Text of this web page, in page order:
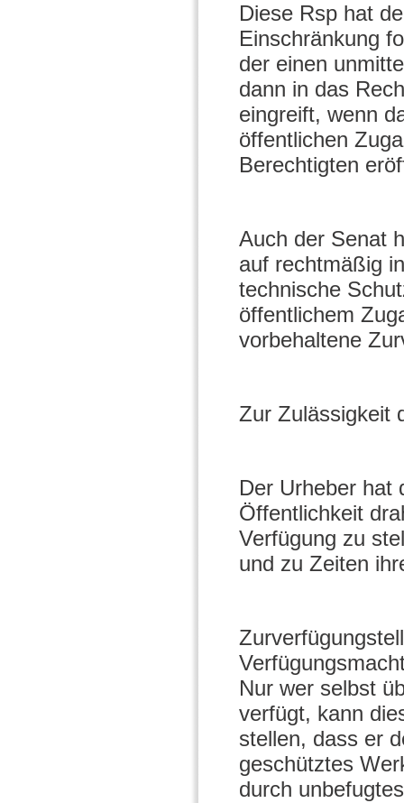
Diese Rsp hat
Einschränkung
der einen
dann in das
eingreift, wenn
öffentlichen
Berechtigten
Auch der Senat
auf rechtmäßig
technische
öffentlichem
vorbehaltene
Zur Zulässigkeit
Der Urheber hat
Öffentlichkeit
Verfügung zu
und zu Zeiten
Nur wer selbst
verfügt, kann
stellen, dass er
geschütztes
durch